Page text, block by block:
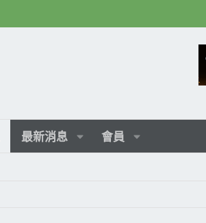
最新消息 會員